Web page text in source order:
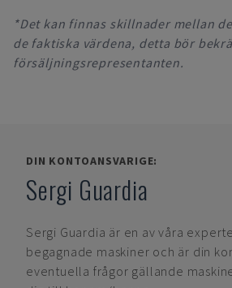
*Det kan finnas skillnader mellan
de faktiska värdena, detta bör
försäljningsrepresentanten.
DIN KONTOANSVARIGE:
Sergi Guardia
Sergi Guardia är en av våra
begagnade maskiner och är din
eventuella frågor gällande